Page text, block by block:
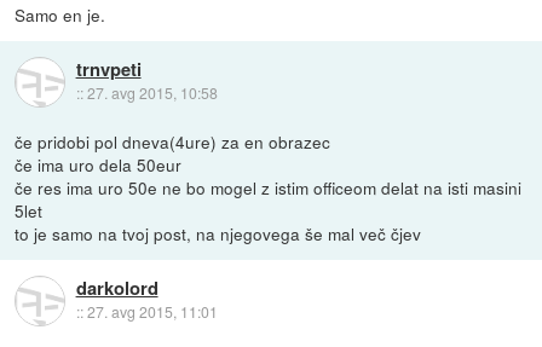
Samo en je.
trnvpeti
::27. avg 2015, 10:58
če pridobi pol dneva(4ure) za en obrazec
če ima uro dela 50eur
če res ima uro 50e ne bo mogel z istim officeom delat na isti masini
5let
to je samo na tvoj post, na njegovega še mal več čjev
darkolord
::27. avg 2015, 11:01